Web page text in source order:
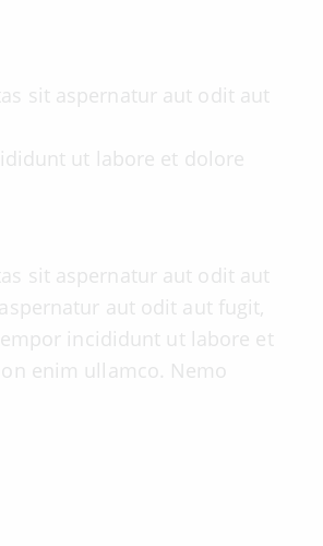
sit aspernatur aut odit aut
ut labore et dolore
sit aspernatur aut odit aut
aut odit aut fugit,
incididunt ut labore et
enim ullamco. Nemo